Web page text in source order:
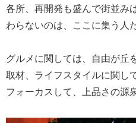
各所、再開発も盛んで街並み
わらないのは、ここに集う人
グルメに関しては、自由が丘
取材、ライフスタイルに関し
フォーカスして、上品さの源